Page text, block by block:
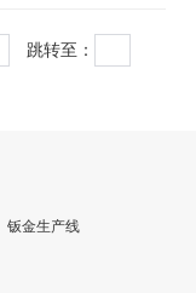
跳转至：
钣金生产线